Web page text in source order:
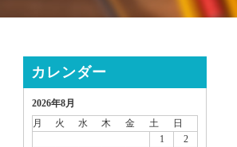
カレンダー
2026年8月
月
火 水 木 金 土 日
1
2